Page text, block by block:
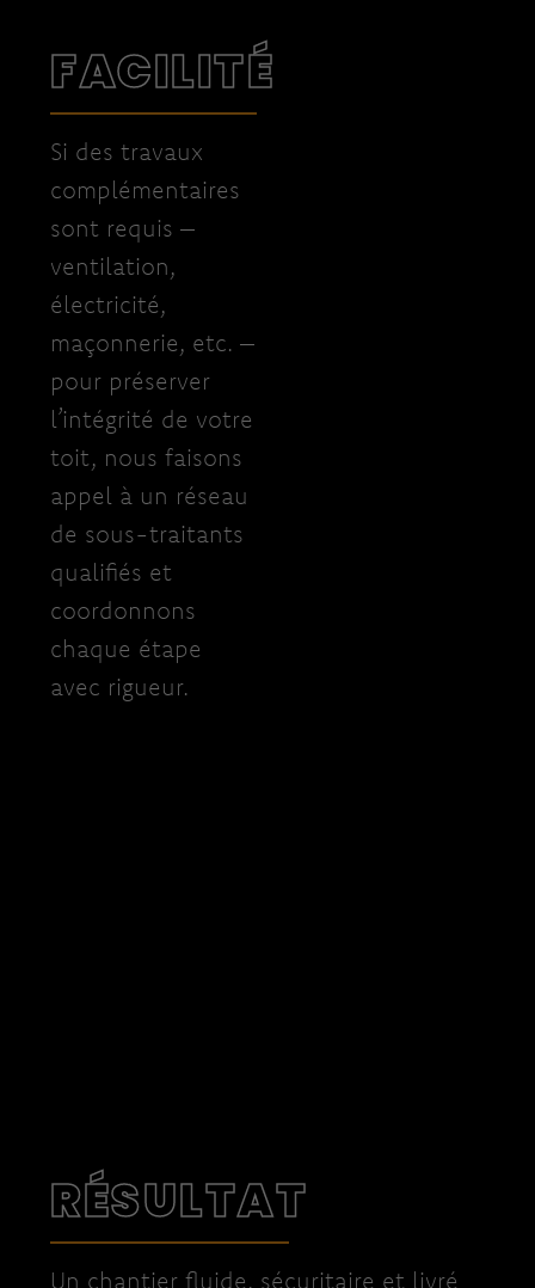
FACILITÉ
Si des travaux
complémentaires
sont requis –
ventilation,
électricité,
maçonnerie, etc. –
pour préserver
l’intégrité de votre
toit, nous faisons
appel à un réseau
de sous-traitants
qualifiés et
coordonnons
chaque étape
avec rigueur.
RÉSULTAT
Un chantier fluide, sécuritaire et livré